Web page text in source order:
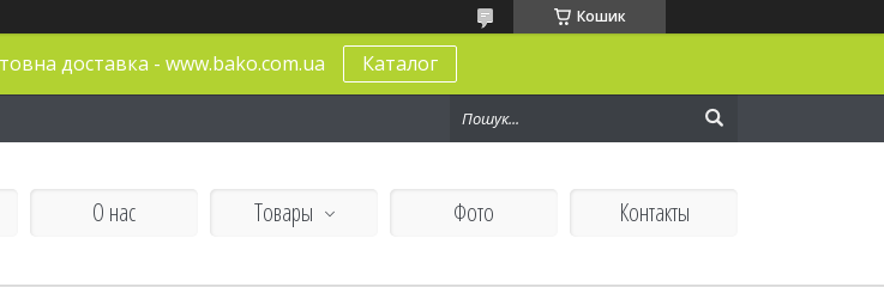
Кошик
доставка - www.bako.com.ua Каталог
О нас Товары Фото Контакты